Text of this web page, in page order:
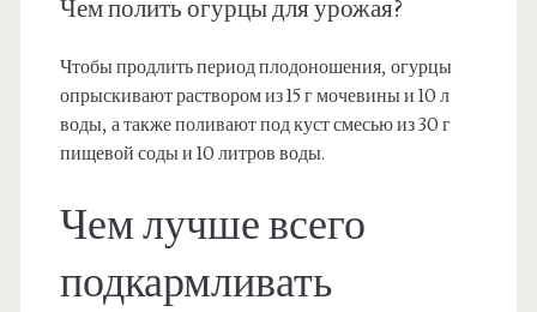
Чем полить огурцы для урожая?
Чтобы продлить период плодоношения, огурцы
опрыскивают раствором из 15 г мочевины и 10 л
воды, а также поливают под куст смесью из 30 г
пищевой соды и 10 литров воды.
Чем лучше всего
подкармливать